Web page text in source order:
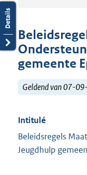
gemeente
Geldend van 07-
Intitulé
Beleidsregels
Jeugdhulp